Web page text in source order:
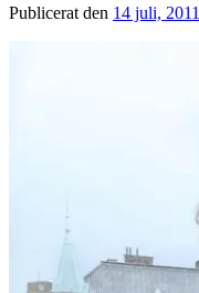
Publicerat den 14 juli, 2011